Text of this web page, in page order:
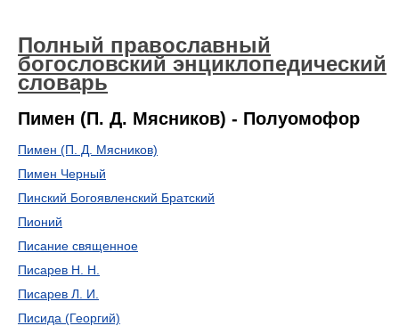
Полный православный
богословский энциклопедический
словарь
Пимен (П. Д. Мясников) - Полуомофор
Пимен (П. Д. Мясников)
Пимен Черный
Пинский Богоявленский Братский
Пионий
Писание священное
Писарев Η. Η.
Писарев Л. И.
Писида (Георгий)